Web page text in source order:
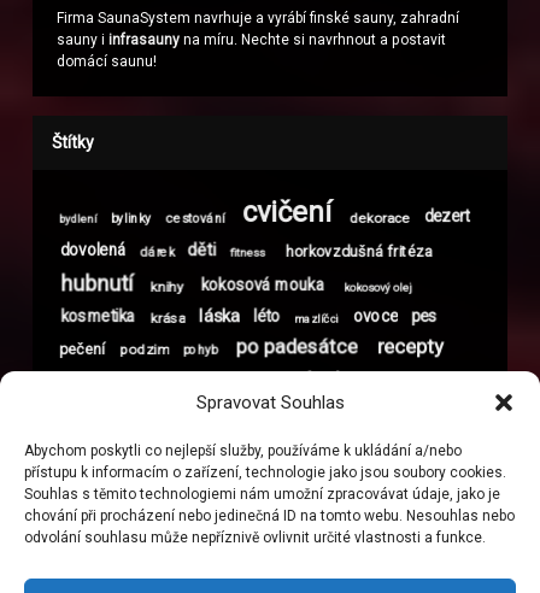
Spravovat Souhlas
Abychom poskytli co nejlepší služby, používáme k ukládání a/nebo
přístupu k informacím o zařízení, technologie jako jsou soubory cookies.
Souhlas s těmito technologiemi nám umožní zpracovávat údaje, jako je
chování při procházení nebo jedinečná ID na tomto webu. Nesouhlas nebo
odvolání souhlasu může nepříznivě ovlivnit určité vlastnosti a funkce.
Firma SaunaSystem navrhuje a vyrábí finské sauny, zahradní
sauny i infrasauny na míru. Nechte si navrhnout a postavit
domácí saunu!
Štítky
bydlení bylinky cestování cvičení dekorace
dezert
dovolená
dárek děti fitness horkovzdušná fritéza
hubnutí knihy kokosová mouka kokosový olej
kosmetika krása láska léto mazlíčci ovoce pes
pečení podzim pohyb po padesátce recepty
vztahy Vánoce xylitol
zdraví čokoláda ženy život životní styl